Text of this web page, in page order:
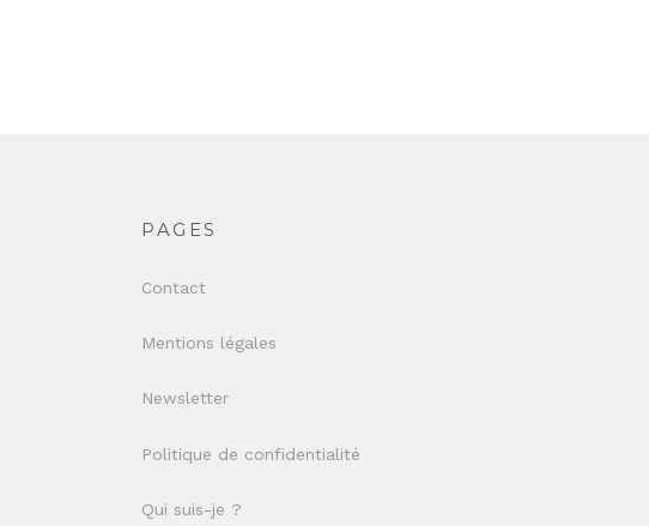
PAGES
Contact
Mentions légales
Newsletter
Politique de confidentialité
Qui suis-je ?